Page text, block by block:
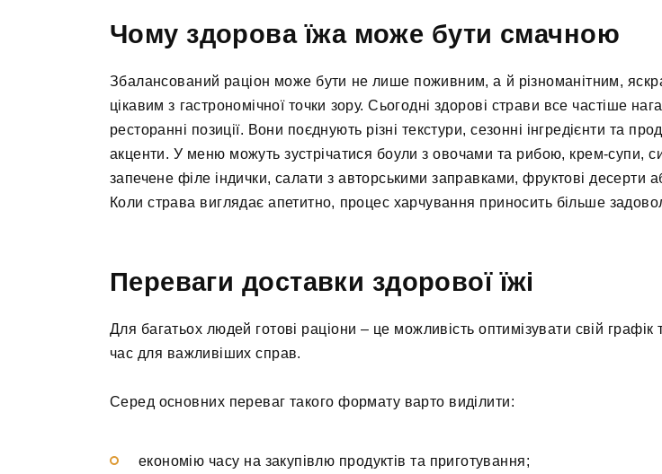
Чому здорова їжа може бути смачною
Збалансований раціон може бути не лише поживним, а й різноманітним,
цікавим з гастрономічної точки зору. Сьогодні здорові страви все частіше
ресторанні позиції. Вони поєднують різні текстури, сезонні інгредієнти та
акценти. У меню можуть зустрічатися боули з овочами та рибою, крем-супи,
запечене філе індички, салати з авторськими заправками, фруктові десерти
Коли страва виглядає апетитно, процес харчування приносить більше
Переваги доставки здорової їжі
Для багатьох людей готові раціони – це можливість оптимізувати свій графік
час для важливіших справ.
Серед основних переваг такого формату варто виділити:
економію часу на закупівлю продуктів та приготування;